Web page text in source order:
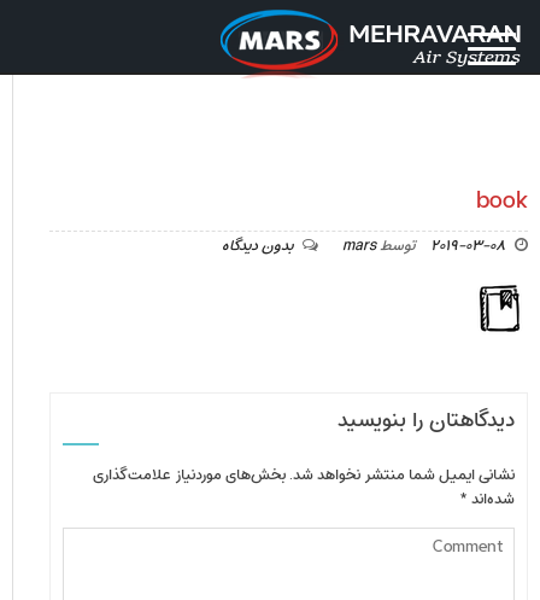
book
2019-03-08 توسطmars بدون دیدگاه
دیدگاهتان را بنویسید
نشانی ایمیل شما منتشر نخواهد شد.بخش‌های موردنیاز علامت‌گذاری
شده‌اند*